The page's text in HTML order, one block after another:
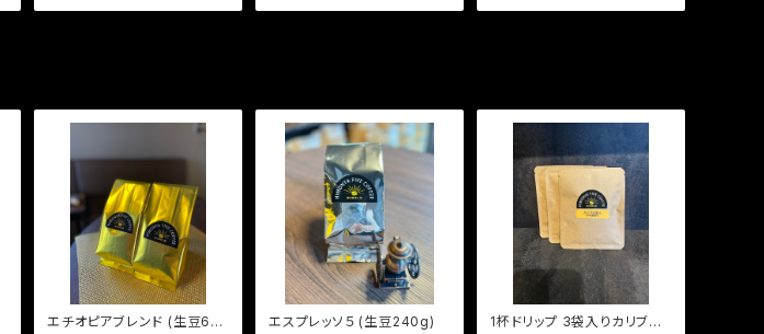
エチオピアブレンド (生豆60
エスプレッソ５ (生豆240g)
1杯ドリップ 3袋入りカリブの